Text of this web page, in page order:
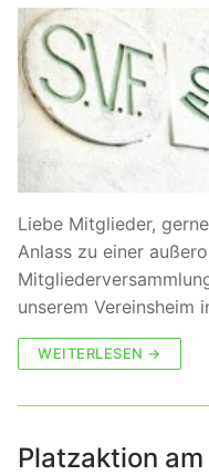
Liebe Mitglieder,
Anlass zu einer
unserem Vereinsheim
WEITERLESEN →
Platzaktion